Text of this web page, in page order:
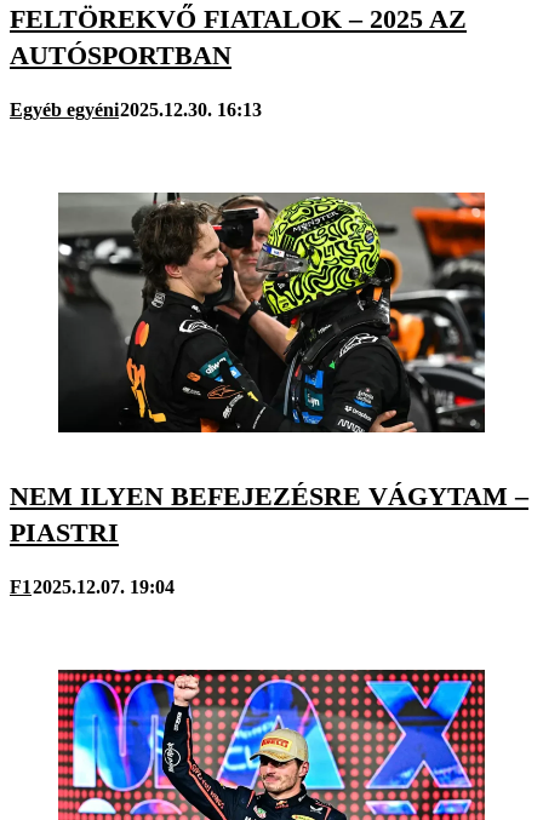
FELTÖREKVŐ FIATALOK – 2025 AZ
AUTÓSPORTBAN
Egyéb egyéni2025.12.30. 16:13
NEM ILYEN BEFEJEZÉSRE VÁGYTAM –
PIASTRI
F12025.12.07. 19:04